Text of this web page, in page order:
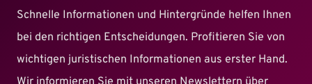
Schnelle Informationen und Hintergründe helfen Ihnen
bei den richtigen Entscheidungen. Profitieren Sie von
wichtigen juristischen Informationen aus erster Hand.